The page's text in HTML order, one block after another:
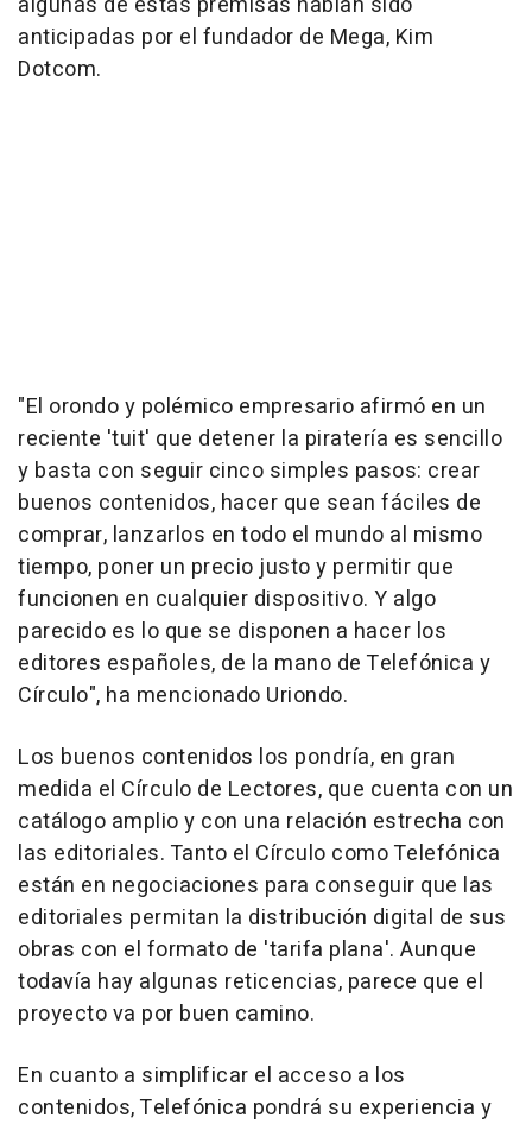
anticipadas por el fundador de Mega, Kim
Dotcom.
"El orondo y polémico empresario afirmó en un
reciente 'tuit' que detener la piratería es sencillo
y basta con seguir cinco simples pasos: crear
buenos contenidos, hacer que sean fáciles de
comprar, lanzarlos en todo el mundo al mismo
tiempo, poner un precio justo y permitir que
funcionen en cualquier dispositivo. Y algo
parecido es lo que se disponen a hacer los
editores españoles, de la mano de Telefónica y
Círculo", ha mencionado Uriondo.
Los buenos contenidos los pondría, en gran
medida el Círculo de Lectores, que cuenta con un
catálogo amplio y con una relación estrecha con
las editoriales. Tanto el Círculo como Telefónica
están en negociaciones para conseguir que las
editoriales permitan la distribución digital de sus
obras con el formato de 'tarifa plana'. Aunque
todavía hay algunas reticencias, parece que el
proyecto va por buen camino.
En cuanto a simplificar el acceso a los
contenidos, Telefónica pondrá su experiencia y